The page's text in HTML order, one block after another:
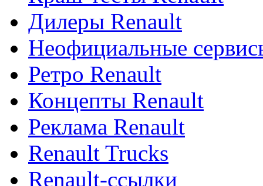
Дилеры Renault
Неофициальные
Ретро Renault
Концепты Renault
Реклама Renault
Renault Trucks
Renault-ссылки